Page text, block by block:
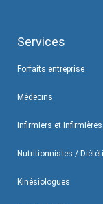
Services
Forfaits entreprise
Médecins
Infirmiers et Infirmières
Nutritionnistes /
Kinésiologues